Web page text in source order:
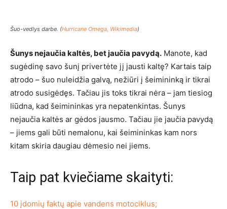
Šuo-vedlys darbe. (Hurricane Omega, Wikimedia)
Šunys nejaučia kaltės, bet jaučia pavydą. Manote, kad
sugėdinę savo šunį privertėte jį jausti kaltę? Kartais taip
atrodo – šuo nuleidžia galvą, nežiūri į šeimininką ir tikrai
atrodo susigėdęs. Tačiau jis toks tikrai nėra – jam tiesiog
liūdna, kad šeimininkas yra nepatenkintas. Šunys
nejaučia kaltės ar gėdos jausmo. Tačiau jie jaučia pavydą
– jiems gali būti nemalonu, kai šeimininkas kam nors
kitam skiria daugiau dėmesio nei jiems.
Taip pat kviečiame skaityti:
10 įdomių faktų apie vandens motociklus;